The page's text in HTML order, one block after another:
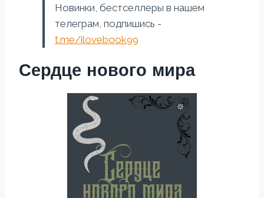
Новинки, бестселлеры в нашем
телеграм, подпишись -
t.me/ilovebook99
Сердце нового мира